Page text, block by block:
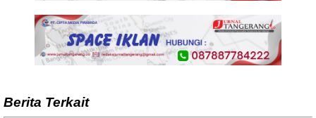
Berita Terkait